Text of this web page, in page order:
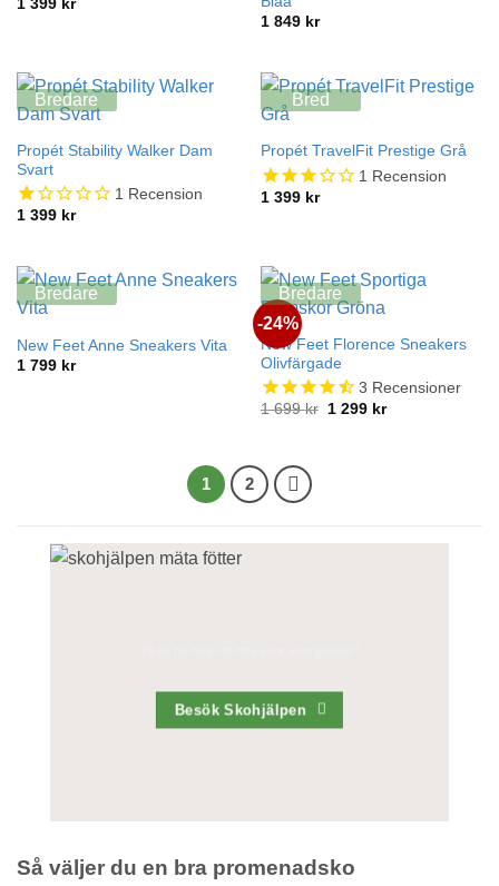
1 399 kr
1 849 kr
Bredare
Propét Stability Walker Dam
Svart
1 Recension
1 399 kr
Bred
Propét TravelFit Prestige Grå
1
Recension
1 399 kr
Bredare
New Feet Anne Sneakers Vita
1 799 kr
-24%
Bredare
New Feet Florence Sneakers
Olivfärgade
3 Recensioner
1 699kr
Det
1 299 krDet
1 2
Besök Skohjälpen
Så väljer du en bra promenadsko